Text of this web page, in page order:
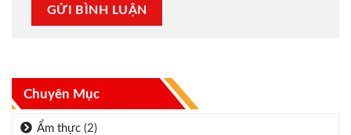
Chuyên Mục
Ẩm thực (2)